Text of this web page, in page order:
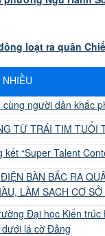
loạt ra quân
LÀM SẠCH CƠ
lá cờ Đảng